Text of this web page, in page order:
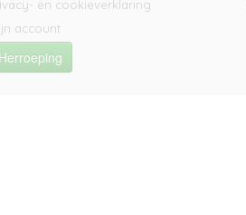
en cookieverklaring
account
Herroeping